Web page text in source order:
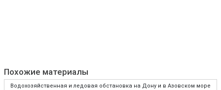
Похожие материалы
Водохозяйственная и ледовая обстановка на Дону и в Азовском море